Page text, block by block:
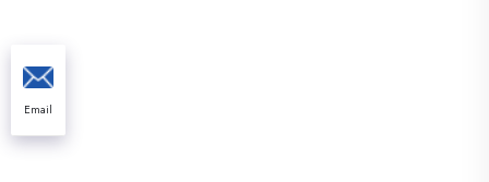
Email